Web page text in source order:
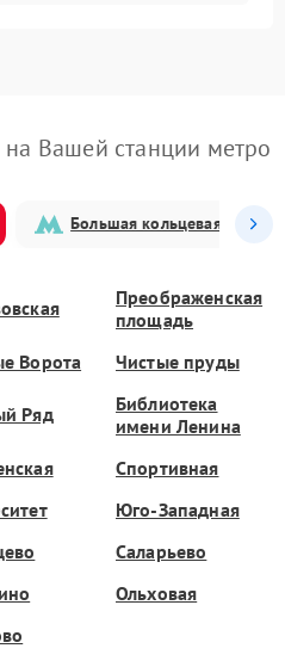
Вашей станции метро
Большая кольцевая
Преображенская
площадь
Ворота Чистые пруды
Ряд
Библиотека
имени Ленина
Спортивная
Юго-Западная
Саларьево
Ольховая